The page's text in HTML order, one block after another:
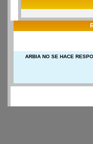
ARBIA NO SE HACE